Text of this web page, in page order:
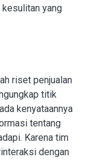
yang
riset penjualan
titik
kenyataannya
tentang
Karena tim
dengan